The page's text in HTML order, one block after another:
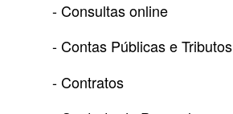
- Consultas online
- Contas Públicas e Tributos
- Contratos